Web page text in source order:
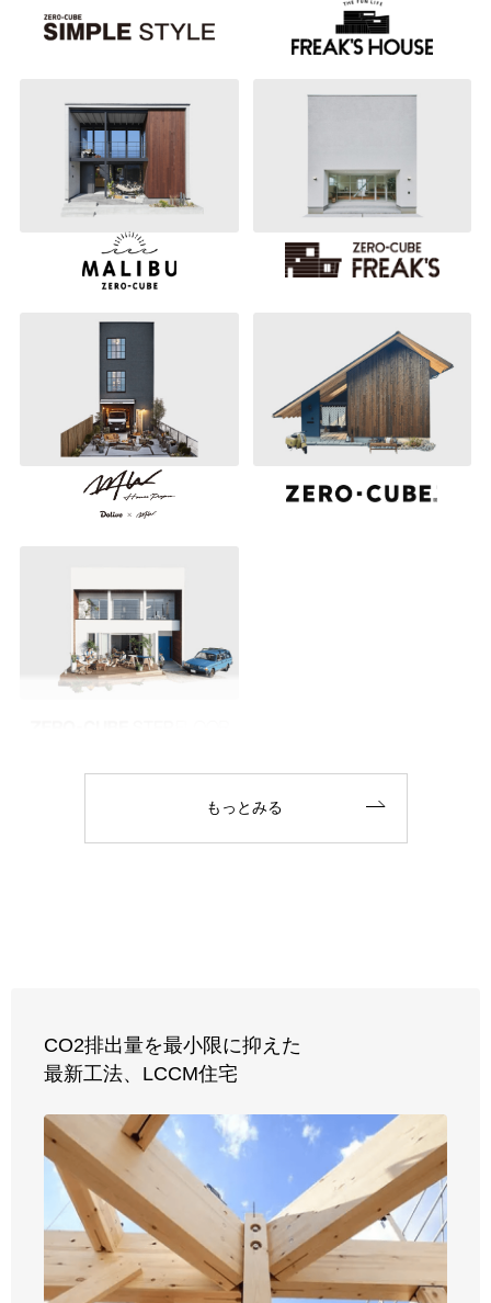
もっとみる
CO2排出量を最小限に抑えた
最新工法、 LCCM住宅